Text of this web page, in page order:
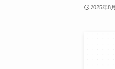
2025年8